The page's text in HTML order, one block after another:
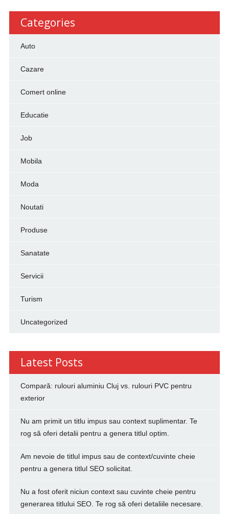
Categories
Auto
Cazare
Comert online
Educatie
Job
Mobila
Moda
Noutati
Produse
Sanatate
Servicii
Turism
Uncategorized
Latest Posts
Compară: rulouri aluminiu Cluj vs. rulouri PVC pentru
exterior
Nu am primit un titlu impus sau context suplimentar. Te
rog să oferi detalii pentru a genera titlul optim.
Am nevoie de titlul impus sau de context/cuvinte cheie
pentru a genera titlul SEO solicitat.
Nu a fost oferit niciun context sau cuvinte cheie pentru
generarea titlului SEO. Te rog să oferi detaliile necesare.